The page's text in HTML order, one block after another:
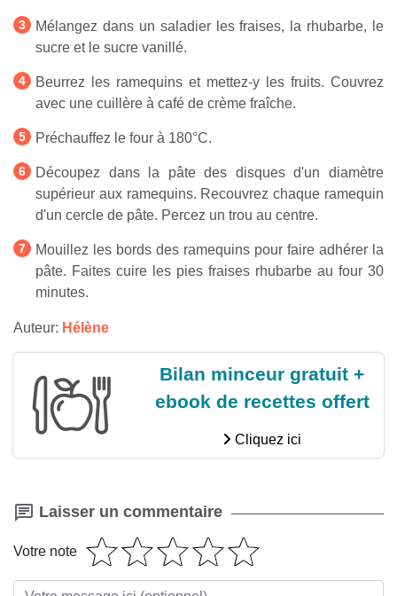
Mélangez dans un saladier les fraises, la rhubarbe, le
sucre et le sucre vanillé.
Beurrez les ramequins et mettez-y les fruits. Couvrez
avec une cuillère à café de crème fraîche.
Préchauffez le four à 180°C.
Découpez dans la pâte des disques d'un diamètre
supérieur aux ramequins. Recouvrez chaque ramequin
d'un cercle de pâte. Percez un trou au centre.
Mouillez les bords des ramequins pour faire adhérer la
pâte. Faites cuire les pies fraises rhubarbe au four 30
minutes.
Auteur: Hélène
Bilan minceur gratuit +
ebook de recettes offert
Cliquez ici
Laisser un commentaire
Votre note